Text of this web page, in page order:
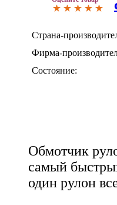
Страна-
Фирма-
Состояние:
Обмотчик
самый
один рулон